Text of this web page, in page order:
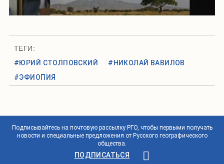
ТЕГИ:
#ЮРИЙ СТОЛПОВСКИЙ
#НИКОЛАЙ ВАВИЛОВ
#ЭФИОПИЯ
Подписывайтесь на почтовую рассылку РГО, чтобы первыми получать
новости и специальные предложения от Русского географического
общества.
ПОДПИСАТЬСЯ